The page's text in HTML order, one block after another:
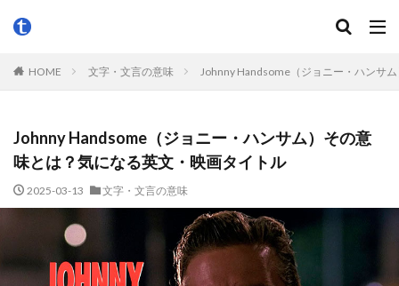
HOME 文字・文言の意味 Johnny Handsome（ジョニー・ハンサ
Johnny Handsome（ジョニー・ハンサム）その意
味とは？気になる英文・映画タイトル
2025-03-13 文字・文言の意味